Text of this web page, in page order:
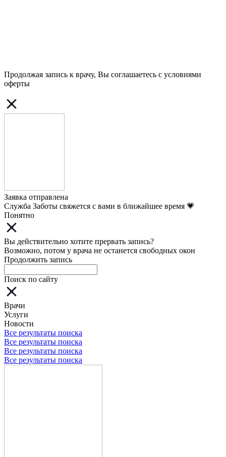
Продолжая запись к врачу, Вы соглашаетесь с условиями
оферты
Заявка отправлена
Служба Заботы свяжется с вами в ближайшее время 💗
Понятно
Вы действительно хотите прервать запись?
Возможно, потом у врача не останется свободных окон
Продолжить запись
Поиск по сайту
Врачи
Услуги
Новости
Все результаты поиска
Все результаты поиска
Все результаты поиска
Все результаты поиска